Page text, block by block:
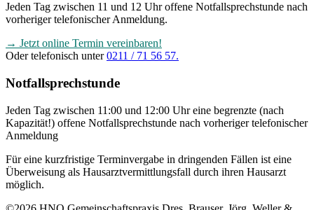
Jeden Tag zwischen 11 und 12 Uhr offene Notfallsprechstunde nach
vorheriger telefonischer Anmeldung.
→ Jetzt online Termin vereinbaren!
Oder telefonisch unter0211 / 71 56 57.
Notfallsprechstunde
Jeden Tag zwischen 11:00 und 12:00 Uhr eine begrenzte (nach
Kapazität!) offene Notfallsprechstunde nach vorheriger telefonischer
Anmeldung
Für eine kurzfristige Terminvergabe in dringenden Fällen ist eine
Überweisung als Hausarztvermittlungsfall durch ihren Hausarzt
möglich.